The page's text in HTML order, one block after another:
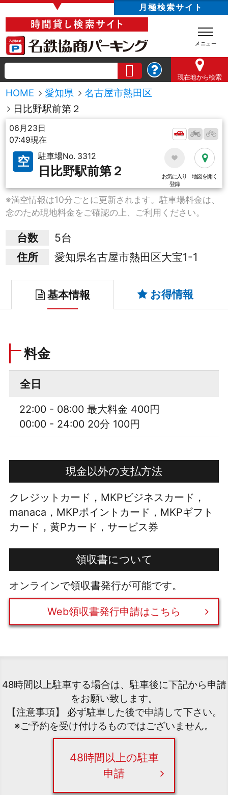
▼ 月極検索サイト
現在地から検索
HOME 愛知県
名古屋市熱田区
日比野駅前第２
06月23日
07:49現在
空 駐車場No. 3312
日比野駅前第２
お気に入り
登録
地図を開く
※満空情報は10分ごとに更新されます。駐車場料金は、
念のため現地料金をご確認の上、ご利用ください。
台数
5台
住所
愛知県名古屋市熱田区大宝1-1
基本情報 お得情報
料金
全日
22:00 - 08:00 最大料金 400円
00:00 - 24:00 20分 100円
現金以外の支払方法
クレジットカード，MKPビジネスカード，
manaca，MKPポイントカード，MKPギフト
カード，黄Pカード，サービス券
領収書について
オンラインで領収書発行が可能です。
Web領収書発行申請はこちら
48時間以上駐車する場合は、駐車後に下記から申請
をお願い致します。
【注意事項】 必ず駐車した後で申請して下さい。
※ご予約を受け付けるものではございません。
48時間以上の駐車
申請